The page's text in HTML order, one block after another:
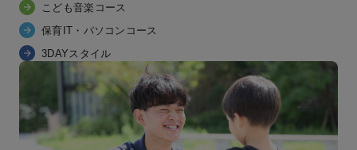
こども音楽コース
保育IT・パソコンコース
3DAYスタイル